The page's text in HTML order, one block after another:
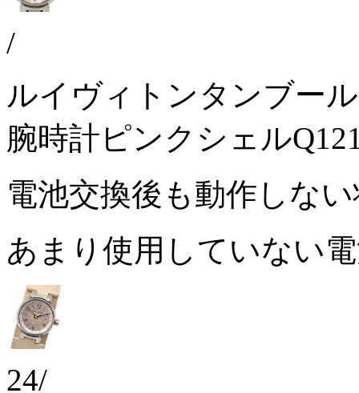
/
ルイヴィトンタンブー
腕時計ピンクシェル
電池交換後も動作しな
あまり使用していない
24/